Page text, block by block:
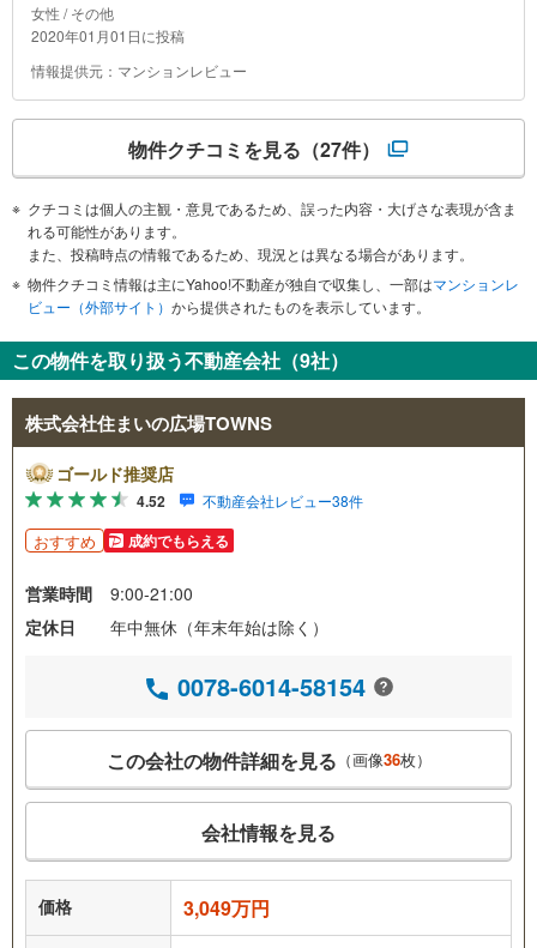
にあるくらいです。松屋など飲食店は駅近くにありますが…ま
ュ時などはものすごく混雑します。
女性 / その他
2020年01月01日に投稿
情報提供元：マンションレビュー
物件クチコミを見る （27件）
クチコミは個人の主観・意見であるため、誤った内容・大げさな表現が含ま
れる可能性があります。
また、投稿時点の情報であるため、現況とは異なる場合があります。
物件クチコミ情報は主にYahoo!不動産が独自で収集し、一部はマンションレ
ビュー（外部サイト） から提供されたものを表示しています。
この物件を取り扱う不動産会社（9社）
株式会社住まいの広場TOWNS
ゴールド推奨店
4.52 不動産会社レビュー38件
おすすめ 成約でもらえる
営業時間
9:00-21:00
定休日
年中無休（年末年始は除く）
0078-6014-58154
この会社の物件詳細を見る （画像36枚）
会社情報を見る
価格 3,049万円